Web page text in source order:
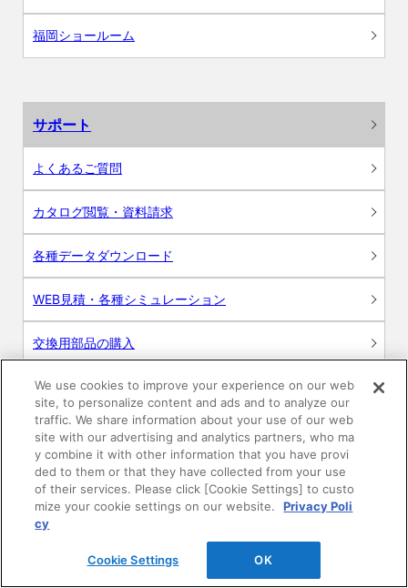
福岡ショールーム
サポート
よくあるご質問
カタログ閲覧・資料請求
各種データダウンロード
WEB見積・各種シミュレーション
交換用部品の購入
修理・点検
お問い合わせ
ログイン
建築・設計関係者様向けサイト
ユーザー登録サービス
We use cookies to improve your experience on our web
site, to personalize content and ads and to analyze our
traffic. We share information about your use of our web
site with our advertising and analytics partners, who ma
y combine it with other information that you have provi
ded to them or that they have collected from your use
of their services. Please click [Cookie Settings] to custo
mize your cookie settings on our website.
Privacy Poli
cy
Cookie Settings OK